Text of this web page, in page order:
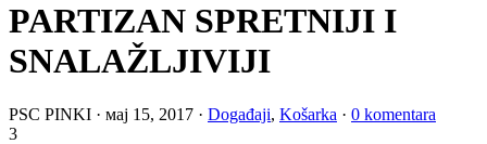
PARTIZAN SPRETNIJI I
SNALAŽLJIVIJI
PSC PINKI · мај 15, 2017 · Događaji, Košarka · 0 komentara
3